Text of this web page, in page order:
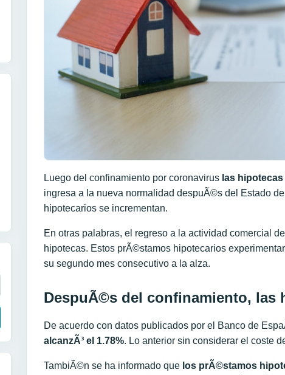
Luego del confinamiento por coronavirus las hipotecas
ingresa a la nueva normalidad despuÃ©s del Estado
hipotecarios se incrementan.
En otras palabras, el regreso a la actividad comercial
hipotecas. Estos prÃ©stamos hipotecarios
su segundo mes consecutivo a la alza.
DespuÃ©s del confinamiento, las
De acuerdo con datos publicados por el Banco de
alcanzÃ³ el 1.78%. Lo anterior sin considerar el coste
TambiÃ©n se ha informado que los prÃ©stamos